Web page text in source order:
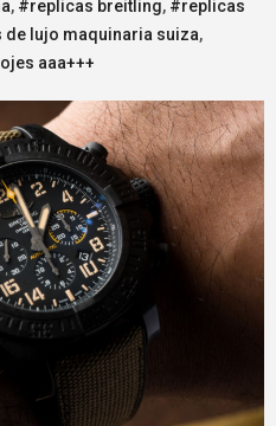
, #replicas breitling, #replicas
lujo maquinaria suiza,
aaa+++